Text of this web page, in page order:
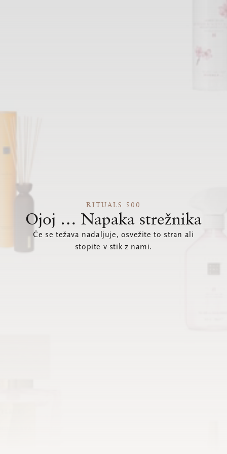
RITUALS 500
Ojoj … Napaka strežnika
Če se težava nadaljuje, osvežite to stran ali
stopite v stik z nami.